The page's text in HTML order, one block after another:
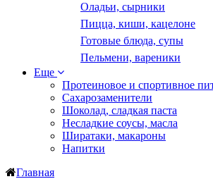
Оладьи, сырники
Пицца, киши, кацелоне
Готовые блюда, супы
Пельмени, вареники
Еще
Протеиновое и спортивное
Сахарозаменители
Шоколад, сладкая паста
Несладкие соусы, масла
Ширатаки, макароны
Напитки
Главная